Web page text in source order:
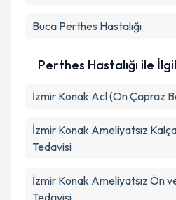
Buca Perthes Hastalığı
Perthes Hastalığı ile
İzmir Konak Acl (Ön Çapraz
İzmir Konak Ameliyatsız
Tedavisi
İzmir Konak Ameliyatsız Ön
Tedavisi